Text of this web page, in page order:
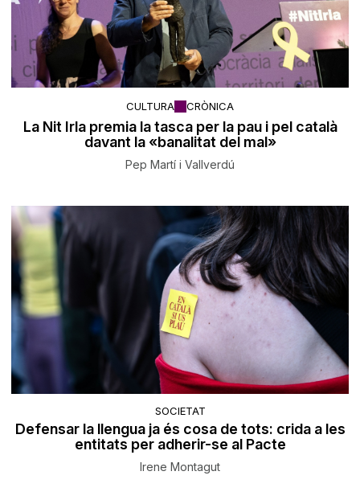
CULTURA CRÒNICA
La Nit Irla premia la tasca per la pau i pel català
davant la «banalitat del mal»
Pep Martí i Vallverdú
SOCIETAT
Defensar la llengua ja és cosa de tots: crida a les
entitats per adherir-se al Pacte
Irene Montagut